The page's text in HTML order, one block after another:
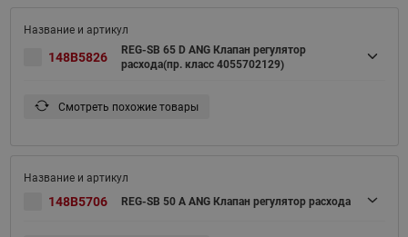
148B5826
REG-SB 65 D ANG Клапан регулятор
расхода(пр. класс 4055702129)
Смотреть похожие товары
148B5706 REG-SB 50 A ANG Клапан регулятор расхода